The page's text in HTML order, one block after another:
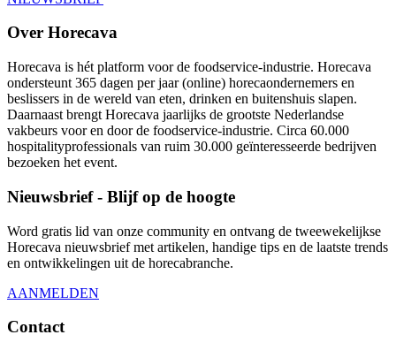
Over Horecava
Horecava is hét platform voor de foodservice-industrie. Horecava
ondersteunt 365 dagen per jaar (online) horecaondernemers en
beslissers in de wereld van eten, drinken en buitenshuis slapen.
Daarnaast brengt Horecava jaarlijks de grootste Nederlandse
vakbeurs voor en door de foodservice-industrie. Circa 60.000
hospitalityprofessionals van ruim 30.000 geïnteresseerde bedrijven
bezoeken het event.
Nieuwsbrief - Blijf op de hoogte
Word gratis lid van onze community en ontvang de tweewekelijkse
Horecava nieuwsbrief met artikelen, handige tips en de laatste trends
en ontwikkelingen uit de horecabranche.
AANMELDEN
Contact